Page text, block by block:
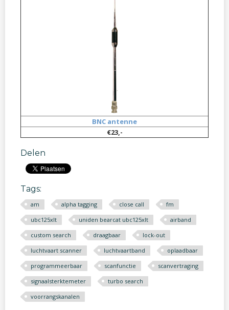
BNC antenne
€23,-
Delen
Tags:
am alpha tagging close call
fm
ubc125xlt
uniden bearcat ubc125xlt
airband
custom search
draagbaar
lock-out
luchtvaart scanner
luchtvaartband
oplaadbaar
programmeerbaar
scanfunctie
scanvertraging
signaalsterktemeter
turbo search
voorrangskanalen